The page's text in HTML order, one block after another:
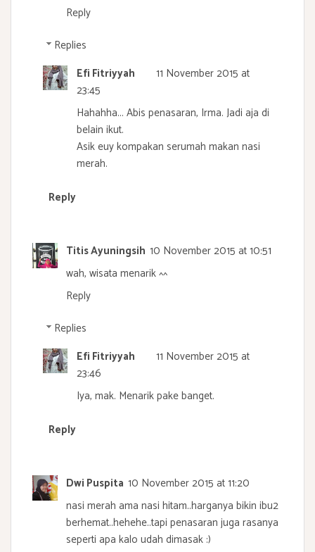
Reply
Replies
Efi Fitriyyah
11 November 2015 at
23:45
Hahahha... Abis penasaran, Irma. Jadi aja di
belain ikut.
Asik euy kompakan serumah makan nasi
merah.
Reply
Titis Ayuningsih 10 November 2015 at 10:51
wah, wisata menarik ^^
Reply
Replies
Efi Fitriyyah
11 November 2015 at
23:46
Iya, mak. Menarik pake banget.
Reply
Dwi Puspita 10 November 2015 at 11:20
nasi merah ama nasi hitam..harganya bikin ibu2
berhemat..hehehe..tapi penasaran juga rasanya
seperti apa kalo udah dimasak :)